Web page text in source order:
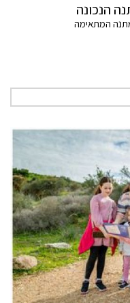
הנכונה
המתאימה